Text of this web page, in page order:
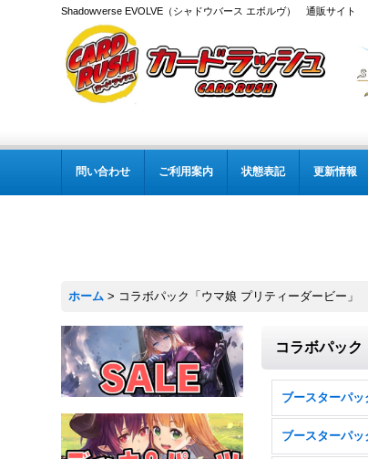
Shadowverse EVOLVE（シャドウバース エボルヴ） 通販サイト
問い合わせ ご利用案内 状態表記 更新情報
ホーム > コラボパック「ウマ娘 プリティーダービー」
コラボパック